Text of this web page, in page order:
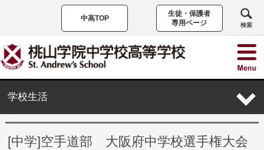
中高TOP
生徒・保護者
専用ページ
検索
学校生活
[中学]空手道部 大阪府中学校選手権大会